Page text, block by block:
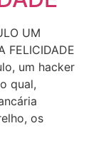
UM
FELICIDADE
um hacker
qual,
os